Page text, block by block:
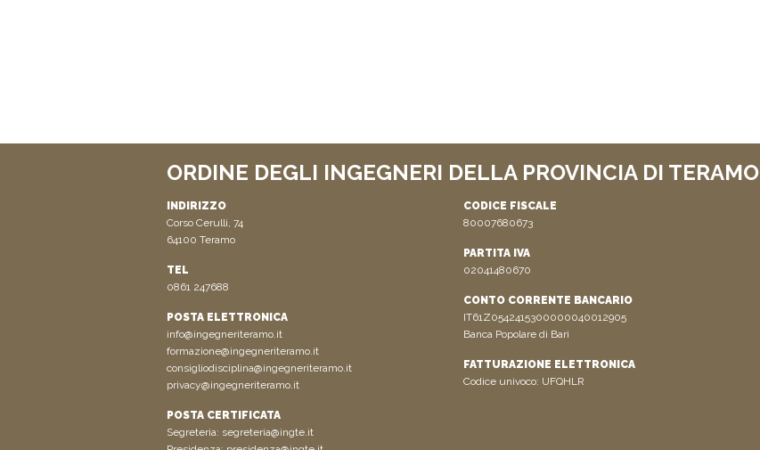
ORDINE DEGLI INGEGNERI DELLA PROVINCIA DI TERAMO
INDIRIZZO
Corso Cerulli, 74
64100 Teramo
TEL
0861 247688
POSTA ELETTRONICA
info@ingegneriteramo.it
formazione@ingegneriteramo.it
consigliodisciplina@ingegneriteramo.it
privacy@ingegneriteramo.it
POSTA CERTIFICATA
Segreteria: segreteria@ingte.it
CODICE FISCALE
80007680673
PARTITA IVA
02041480670
CONTO CORRENTE BANCARIO
IT61Z0542415300000040012905
Banca Popolare di Bari
FATTURAZIONE ELETTRONICA
Codice univoco: UFQHLR